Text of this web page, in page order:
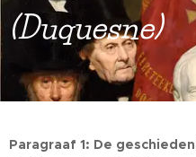
(Duquesne)
Paragraaf 1: De